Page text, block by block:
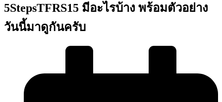
5StepsTFRS15 มีอะไรบ้าง พร้อมตัวอย่าง
วันนี้มาดูกันครับ